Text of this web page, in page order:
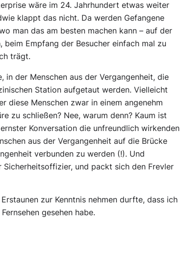
wäre im 24. Jahrhundert etwas weiter
klappt das nicht. Da werden Gefangene
man das am besten machen kann – auf der
beim Empfang der Besucher einfach mal zu
trägt.
, in der Menschen aus der Vergangenheit, die
Station aufgetaut werden. Vielleicht
diese Menschen zwar in einem angenehm
zu schließen? Nee, warum denn? Kaum ist
Konversation die unfreundlich wirkenden
aus der Vergangenheit auf die Brücke
verbunden zu werden (!). Und
und packt sich den Frevler
zur Kenntnis nehmen durfte, dass ich
gesehen habe.